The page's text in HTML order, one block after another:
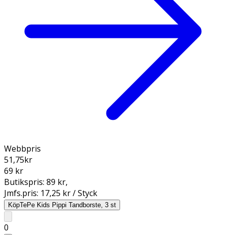
Webbpris
51,75kr
69 kr
Butikspris: 89 kr,
Jmfs.pris: 17,25 kr / Styck
KöpTePe Kids Pippi Tandborste, 3 st
0